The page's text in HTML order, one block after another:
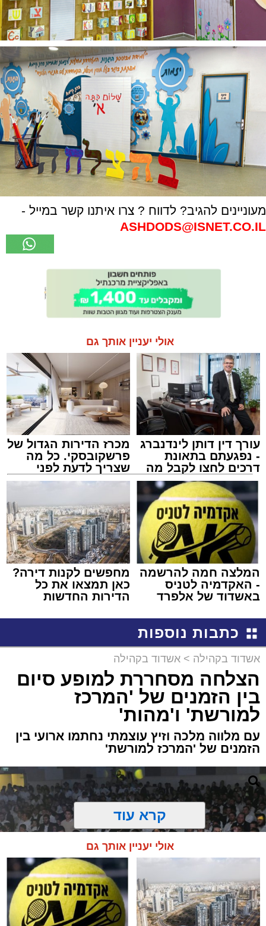
מעוניינים להגיב? לדווח ? צרו איתנו קשר במייל -
ASHDODS@ISNET.CO.IL
אולי יעניין אותך גם
עורך דין דותן לינדנברג
- נפגעתם בתאונת
דרכים לחצו לקבל מה
שמגיע לכם
מכרז הדירות הגדול של
פרשקובסקי. כל מה
שצריך לדעת לפני
שמגישים הצעה לדירה
המלצה חמה להרשמה
- האקדמיה לטניס
באשדוד של אלפרד
מחפשים לקנות דירה?
כאן תמצאו את כל
הדירות החדשות
כתבות נוספות
אשדוד בקהילה > אשדוד בקהילה
הצלחה מסחררת למופע סיום
בין הזמנים של 'המרכז
למורשת' ו'מהות'
עם מלווה מלכה וזיץ עוצמתי נחתמו ארועי בין
הזמנים של 'המרכז למורשת'
קרא עוד
אולי יעניין אותך גם